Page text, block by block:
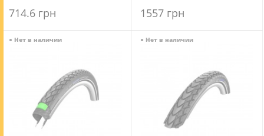
714.6 грн 1557 грн
● Нет в наличии ● Нет в наличии